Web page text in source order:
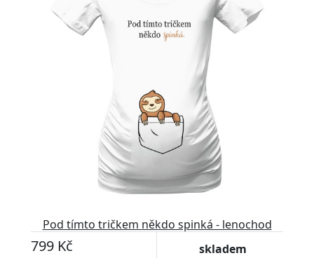
Pod tímto tričkem někdo spinká - lenochod
799 Kč skladem